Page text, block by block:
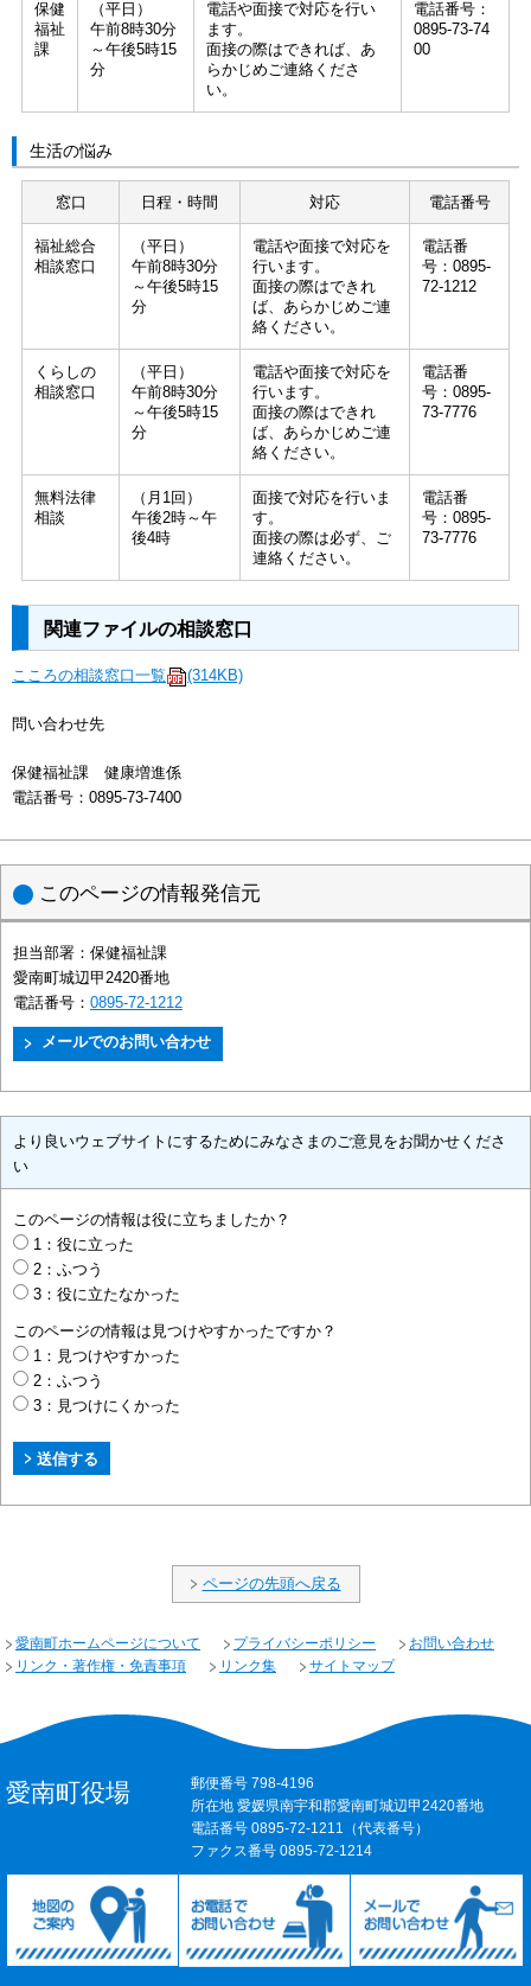
保健
福祉
課
（平日）
午前8時30分
～午後5時15
分
電話や面接で対応を行い
ます。
面接の際はできれば、あ
らかじめご連絡くださ
い。
電話番号：
0895-73-74
00
生活の悩み
窓口 日程・時間 対応 電話番号
福祉総合
相談窓口
（平日）
午前8時30分
～午後5時15
分
電話や面接で対応を
行います。
面接の際はできれ
ば、あらかじめご連
絡ください。
電話番
号：0895-
72-1212
くらしの
相談窓口
（平日）
午前8時30分
～午後5時15
分
電話や面接で対応を
行います。
面接の際はできれ
ば、あらかじめご連
絡ください。
電話番
号：0895-
73-7776
無料法律
相談
（月1回）
午後2時～午
後4時
面接で対応を行いま
す。
面接の際は必ず、ご
連絡ください。
電話番
号：0895-
73-7776
関連ファイルの相談窓口
こころの相談窓口一覧 (314KB)
問い合わせ先
保健福祉課 健康増進係
電話番号：0895-73-7400
このページの情報発信元
担当部署： 保健福祉課
愛南町城辺甲2420番地
電話番号： 0895-72-1212
より良いウェブサイトにするためにみなさまのご意見をお聞かせくださ
い
このページの情報は役に立ちましたか？
1：役に立った
2：ふつう
3：役に立たなかった
このページの情報は見つけやすかったですか？
1：見つけやすかった
2：ふつう
3：見つけにくかった
ページの先頭へ戻る
愛南町ホームページについて プライバシーポリシー
お問い合わせ
リンク・著作権・免責事項
リンク集 サイトマップ
愛南町役場
郵便番号 798-4196
所在地 愛媛県南宇和郡愛南町城辺甲2420番地
電話番号 0895-72-1211（代表番号）
ファクス番号 0895-72-1214